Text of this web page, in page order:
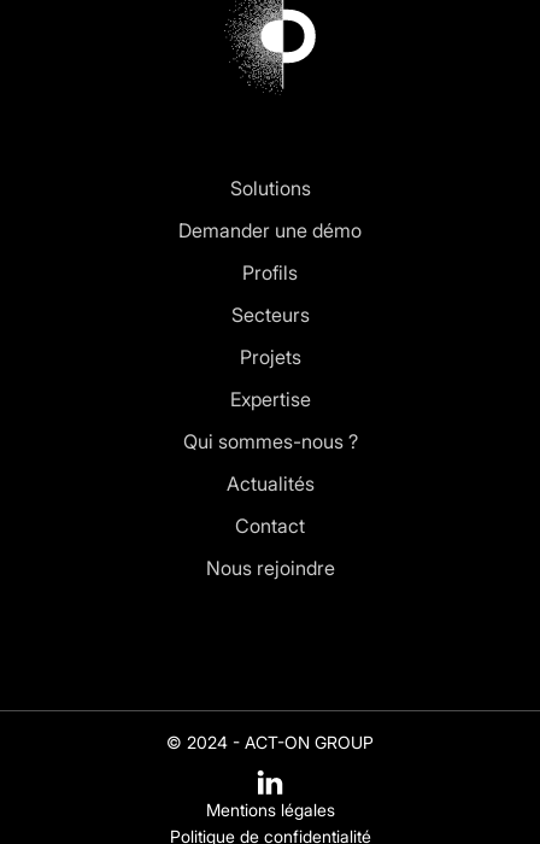
Solutions
Demander une démo
Profils
Secteurs
Projets
Expertise
Qui sommes-nous ?
Actualités
Contact
Nous rejoindre
© 2024 - ACT-ON GROUP
Mentions légales
Politique de confidentialité